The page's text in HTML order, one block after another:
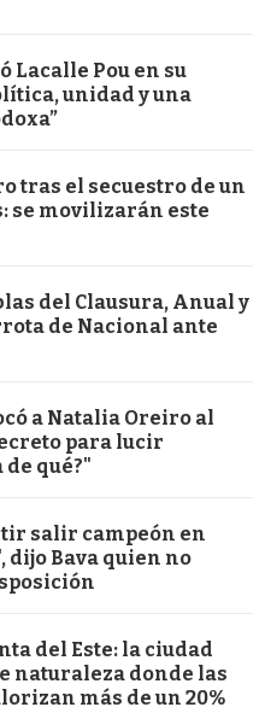
Lacalle Pou en su
unidad y una
tras el secuestro de un
se movilizarán este
del Clausura, Anual y
de Nacional ante
a Natalia Oreiro al
para lucir
qué?"
salir campeón en
dijo Bava quien no
del Este: la ciudad
naturaleza donde las
más de un 20%